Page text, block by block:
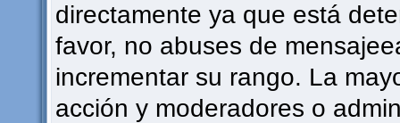
directamente ya que está
favor, no abuses de
incrementar su rango. La
acción y moderadores o